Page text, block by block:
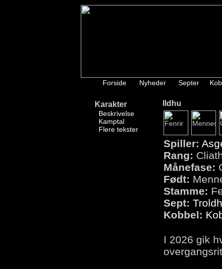
Forside Nyheder Septer
Karakter
Beskrivelse
Kamptal
Flere tekster
Ildhu
Spiller:
Rang:
Månefase:
Født:
Stamme:
Sept:
Kobbel:
I 2026 gik